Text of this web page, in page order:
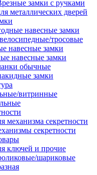
замки с ручками
металлических дверей
навесные замки
тросовые
навесные замки
навесные замки
обычные
замки
витринные
механизма секретности
секретности
ключей и прочие
шариковые